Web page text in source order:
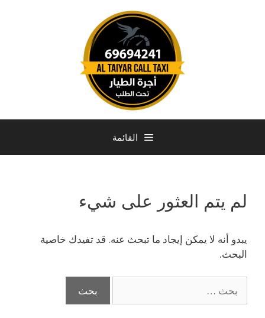
القائمة
لم يتم العثور على شيء
يبدو أنه لا يمكن إيجاد ما تبحث عنه. قد تفيدك خاصية
البحث.